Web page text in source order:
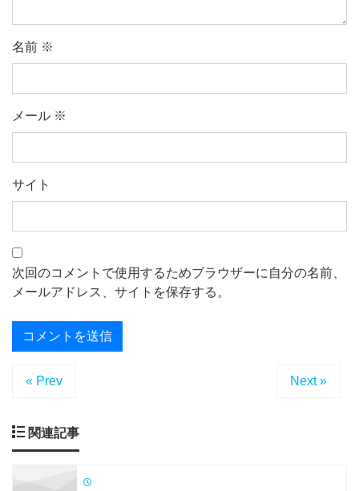
名前 ※
メール ※
サイト
次回のコメントで使用するためブラウザーに自分の名前、
メールアドレス、サイトを保存する。
« Prev Next »
関連記事